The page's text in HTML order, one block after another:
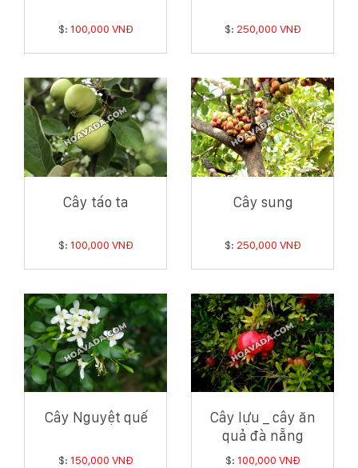
$: 100,000 VNĐ $: 250,000 VNĐ
Cây táo ta
$: 100,000 VNĐ
Cây sung
$: 250,000 VNĐ
Cây Nguyệt quế
$: 150,000 VNĐ
Cây lựu _ cây ăn
quả đà nẵng
$: 100,000 VNĐ